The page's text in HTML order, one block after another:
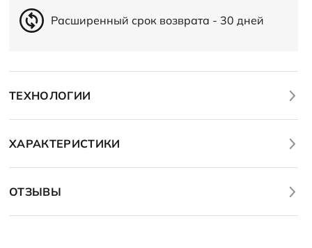
Расширенный срок возврата - 30 дней
ТЕХНОЛОГИИ
ХАРАКТЕРИСТИКИ
ОТЗЫВЫ